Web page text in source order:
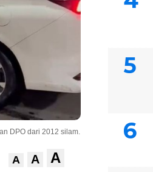
DPO dari 2012 silam.
A A A